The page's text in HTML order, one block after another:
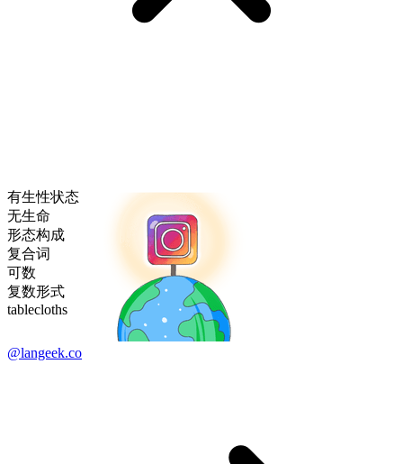
有生性状态
无生命
形态构成
复合词
可数
复数形式
tablecloths
@langeek.co